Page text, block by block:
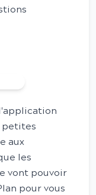
petites
aux
les
vont pouvoir
pour vous